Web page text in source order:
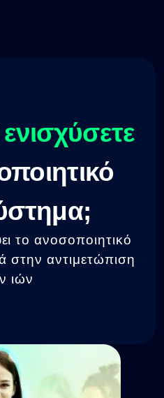
ενισχύσετε
το ανοσοποιητικό
στην αντιμετώπιση
ιών